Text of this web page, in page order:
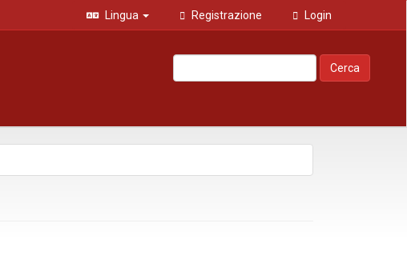
Lingua Registrazione Login
Cerca